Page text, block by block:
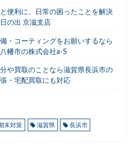
便利に、日常の困ったことを解決
の出 京滋支店
・コーティングをお願いするなら
幡市の株式会社a-S
や買取のことなら滋賀県長浜市の
・宅配買取にも対応
末対策 滋賀県 長浜市